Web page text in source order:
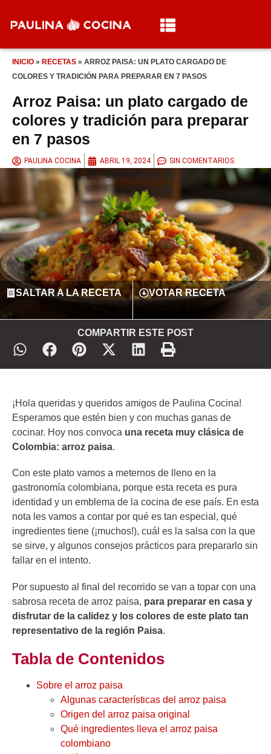
INICIO » RECETAS » ARROZ PAISA: UN PLATO CARGADO DE
COLORES Y TRADICIÓN PARA PREPARAR EN 7 PASOS
Arroz Paisa: un plato cargado de
colores y tradición para preparar
en 7 pasos
PAULINA COCINA ABRIL 19, 2024 SIN COMENTARIOS
SALTAR A LA RECETA VOTAR RECETA
COMPARTIR ESTE POST
¡Hola queridas y queridos amigos de Paulina Cocina!
Esperamos que estén bien y con muchas ganas de
cocinar. Hoy nos convoca una receta muy clásica de
Colombia: arroz paisa.
Con este plato vamos a meternos de lleno en la
gastronomía colombiana, porque esta receta es pura
identidad y un emblema de la cocina de ese país. En esta
nota les vamos a contar por qué es tan especial, qué
ingredientes tiene (¡muchos!), cuál es la salsa con la que
se sirve, y algunos consejos prácticos para prepararlo sin
fallar en el intento.
Por supuesto al final del recorrido se van a topar con una
sabrosa receta de arroz paisa, para preparar en casa y
disfrutar de la calidez y los colores de este plato tan
representativo de la región Paisa.
Tabla de Contenidos
Sobre el arroz paisa
Algunas características del arroz paisa
Origen del arroz paisa original
Qué ingredientes lleva el arroz paisa
colombiano